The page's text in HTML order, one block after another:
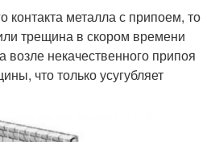
контакта металла с припоем, то
трещина в скором времени
возле некачественного припоя
что только усугубляет